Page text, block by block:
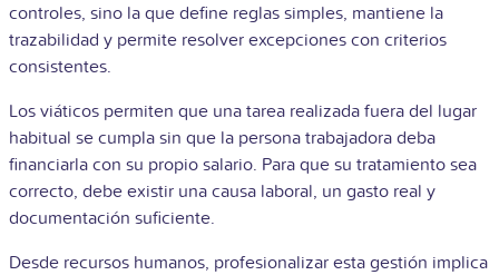
controles, sino la que define reglas simples, mantiene la
trazabilidad y permite resolver excepciones con criterios
consistentes.
Los viáticos permiten que una tarea realizada fuera del lugar
habitual se cumpla sin que la persona trabajadora deba
financiarla con su propio salario. Para que su tratamiento sea
correcto, debe existir una causa laboral, un gasto real y
documentación suficiente.
Desde recursos humanos, profesionalizar esta gestión implica